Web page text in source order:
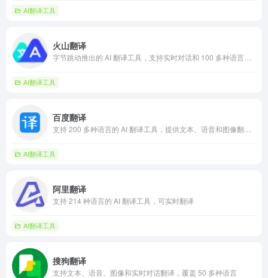
AI翻译工具
火山翻译
AI翻译工具
百度翻译
AI翻译工具
阿里翻译
支持 214 种语言的 AI 翻译工具，可实时翻译
AI翻译工具
搜狗翻译
支持文本、语音、图像和实时对话翻译，覆盖 50 多种语言